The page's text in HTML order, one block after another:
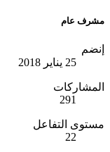
مشرف عام
إنضم
25 يناير 2018
المشاركات
291
مستوى التفاعل
22